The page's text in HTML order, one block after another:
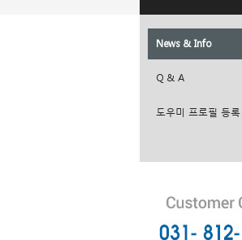
News & Info
Q & A
도우미 프로필 등록